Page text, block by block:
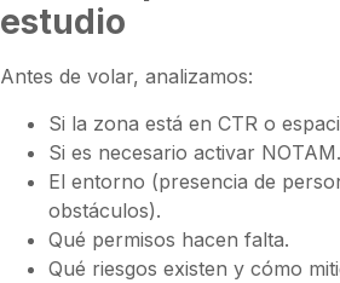
estudio
Antes de volar, analizamos:
Si la zona está en CTR o
Si es necesario activar NOTAM.
El entorno (presencia de
obstáculos).
Qué permisos hacen falta.
Qué riesgos existen y cómo